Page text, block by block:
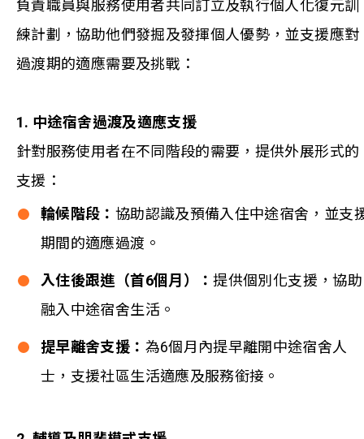
負責職員與服務使用者共同訂立及執行個人化復元訓
練計劃，協助他們發掘及發揮個人優勢，並支援應對
過渡期的適應需要及挑戰：
1. 中途宿舍過渡及適應支援
針對服務使用者在不同階段的需要，提供外展形式的
支援：
輪候階段： 協助認識及預備入住中途宿舍，並支
期間的適應過渡。
入住後跟進（首6個月）：提供個別化支援，協助
融入中途宿舍生活。
提早離舍支援： 為6個月內提早離開中途宿舍人
士，支援社區生活適應及服務銜接。